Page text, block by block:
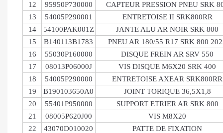
12
95950P730000
CAPTEUR PRESSION PNEU SRK
13
54005P290001
ENTRETOISE II SRK800RR
14
54100PAK001Z
JANTE ALU AR NOIR SRK 800
15
B140113B1783
PNEU AR 180/55 R17 SRK 800
16
55030P160000
DISQUE FREIN AR SRV 550
17
08013P06000J
VIS DISQUE M6X20 SRK 400
18
54005P290000
ENTRETOISE AXEAR SRK800RR
19
B190103650A0
JOINT TORIQUE 36,5X1,8
20
55401P950000
SUPPORT ETRIER AR SRK 800
21
08005P620J00
VIS M8X20
22
43070D010020
PATTE DE FIXATION